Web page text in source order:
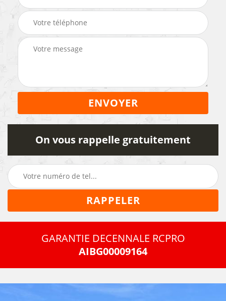
On vous rappelle gratuitement
GARANTIE DECENNALE RCPRO
AIBG00009164